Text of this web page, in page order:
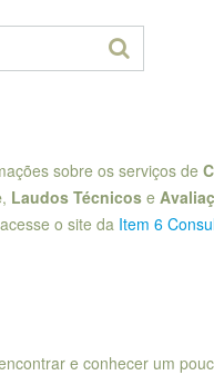
sobre os serviços de
, Laudos Técnicos e
o site da Item 6
e conhecer um